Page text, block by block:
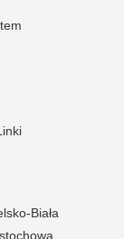
Biała